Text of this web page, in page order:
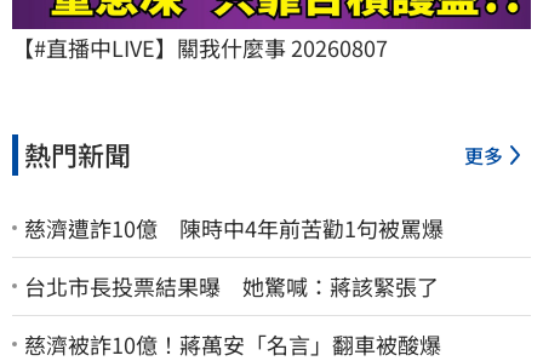
【#直播中LIVE】關我什麼事 20260807
熱門新聞 更多
慈濟遭詐10億 陳時中4年前苦勸1句被罵爆
台北市長投票結果曝 她驚喊：蔣該緊張了
慈濟被詐10億！蔣萬安「名言」翻車被酸爆